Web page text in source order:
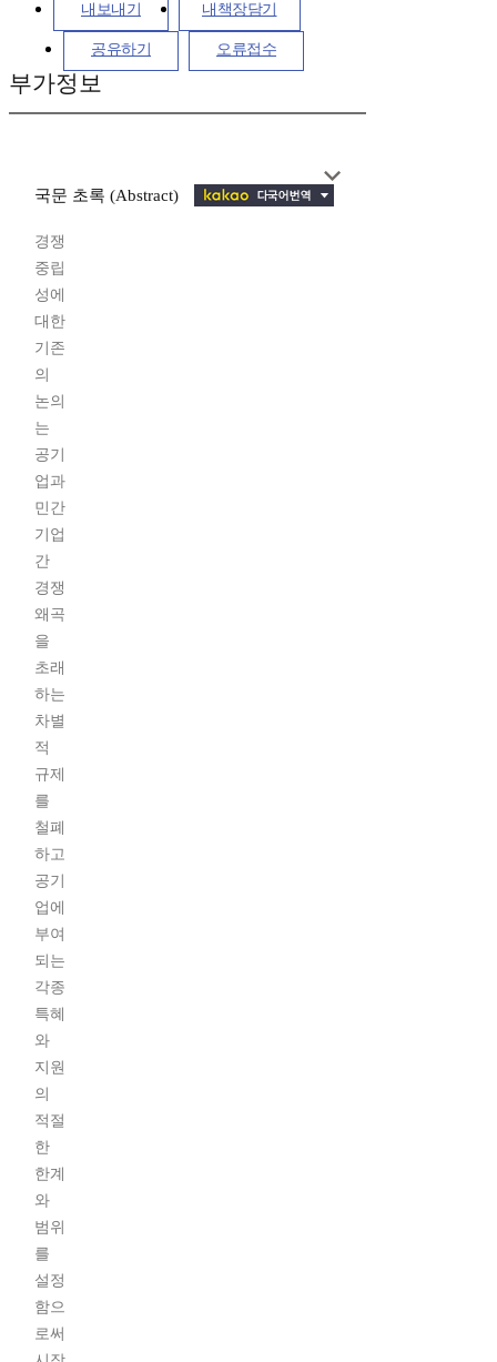
내보내기 내책장담기
공유하기 오류접수
부가정보
국문 초록 (Abstract)
경쟁
중립
성에
대한
기존
의
논의
는
공기
업과
민간
기업
간
경쟁
왜곡
을
초래
하는
차별
적
규제
를
철폐
하고
공기
업에
부여
되는
각종
특혜
와
지원
의
적절
한
한계
와
범위
를
설정
함으
로써